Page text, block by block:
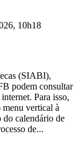
10h18
(SIABI),
podem consultar
Para isso,
vertical à
do calendário de
de...